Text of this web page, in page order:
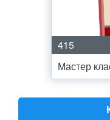
415
Мастер